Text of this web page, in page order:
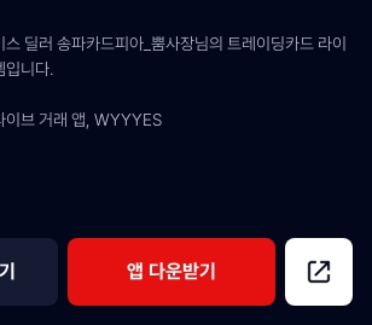
딜러 송파카드피아_뿜사장님의 트레이딩카드 라이
입니다.
이브 거래 앱, WYYYES
앱 다운받기